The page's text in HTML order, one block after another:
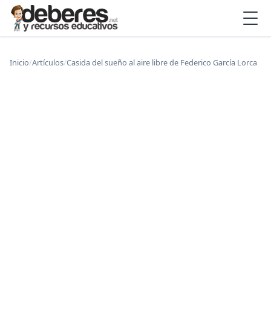
Inicio/Artículos/Casida del sueño al aire libre de Federico García Lorca